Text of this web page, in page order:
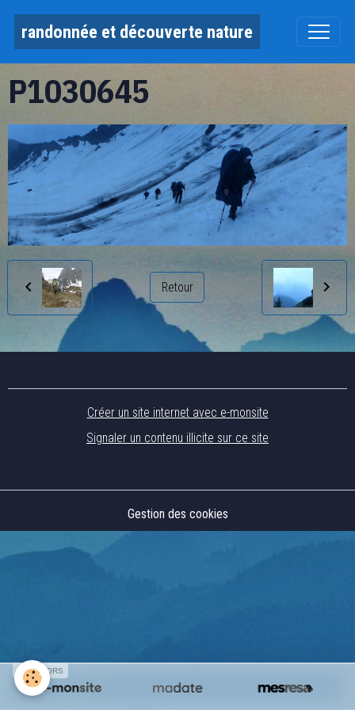
randonnée et découverte nature
P1030645
Retour
Créer un site internet avec e-monsite
Signaler un contenu illicite sur ce site
Gestion des cookies
SPONSORS